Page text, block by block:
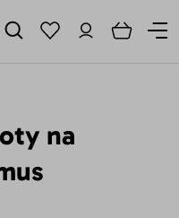
na